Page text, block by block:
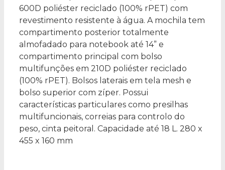
600D poliéster reciclado (100% rPET) com
revestimento resistente à água. A mochila tem
compartimento posterior totalmente
almofadado para notebook até 14” e
compartimento principal com bolso
multifunções em 210D poliéster reciclado
(100% rPET). Bolsos laterais em tela mesh e
bolso superior com zíper. Possui
características particulares como presilhas
multifuncionais, correias para controlo do
peso, cinta peitoral. Capacidade até 18 L. 280 x
455 x 160 mm